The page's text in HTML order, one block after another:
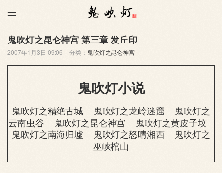

鬼吹灯之昆仑神宫 第三章 发丘印
2007年1月3日 09:06 分类： 鬼吹灯之昆仑神宫
鬼吹灯小说
鬼吹灯之精绝古城 鬼吹灯之龙岭迷窟
鬼吹灯之
云南虫谷
鬼吹灯之昆仑神宫
鬼吹灯之黄皮子坟
鬼吹灯之南海归墟
鬼吹灯之怒晴湘西
鬼吹灯之
巫峡棺山